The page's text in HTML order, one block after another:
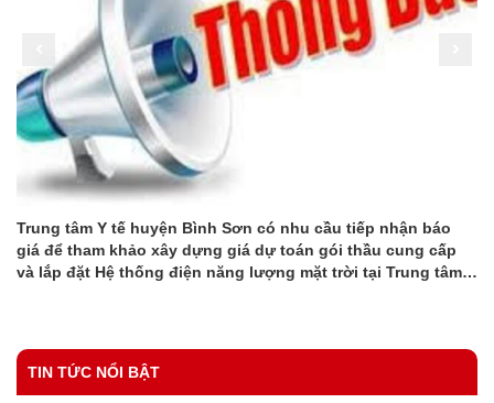
Trung tâm Y tế huyện Bình Sơn có nhu cầu tiếp nhận báo
giá để tham khảo xây dựng giá dự toán gói thầu cung cấp
và lắp đặt Hệ thống điện năng lượng mặt trời tại Trung tâm Y
TIN TỨC NỔI BẬT